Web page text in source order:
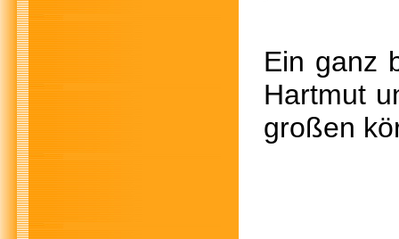
Ein ganz
Hartmut
großen